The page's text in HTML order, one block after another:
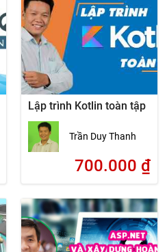
Lập trình Kotlin toàn tập
Trần Duy Thanh
700.000 ₫